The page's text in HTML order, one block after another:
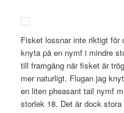
Fisket lossnar inte riktigt för
knyta på en nymf i mindre
till framgång när fisket är
mer naturligt. Flugan jag
en liten pheasant tail nymf
storlek 18. Det är dock